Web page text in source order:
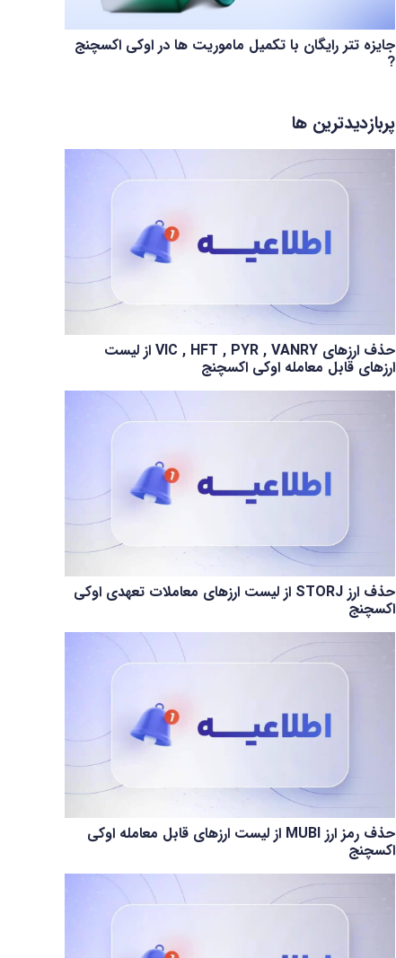
جایزه تتر رایگان با تکمیل ماموریت ها در اوکی اکسچنج
?
پربازدیدترین ها
حذف ارزهای VIC , HFT , PYR , VANRY از لیست
ارزهای قابل معامله اوکی اکسچنج
حذف ارز STORJ از لیست ارزهای معاملات تعهدی اوکی
اکسچنج
حذف رمز ارز MUBI از لیست ارزهای قابل معامله اوکی
اکسچنج